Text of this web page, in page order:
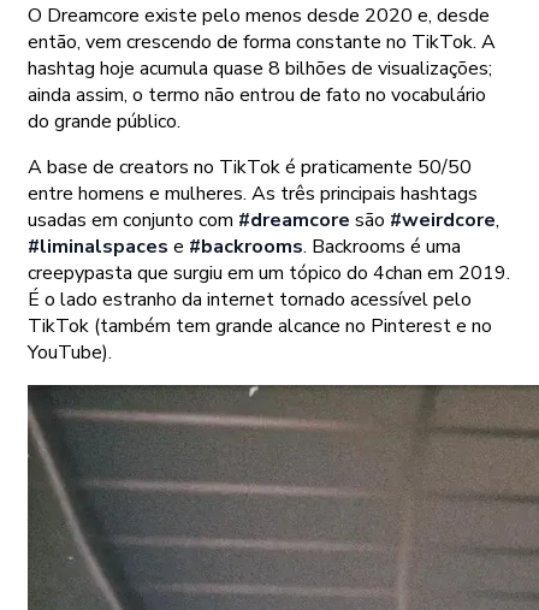
O Dreamcore existe pelo menos desde 2020 e, desde
então, vem crescendo de forma constante no TikTok. A
hashtag hoje acumula quase 8 bilhões de visualizações;
ainda assim, o termo não entrou de fato no vocabulário
do grande público.
A base de creators no TikTok é praticamente 50/50
entre homens e mulheres. As três principais hashtags
usadas em conjunto com #dreamcore são #weirdcore,
#liminalspaces e #backrooms. Backrooms é uma
creepypasta que surgiu em um tópico do 4chan em 2019.
É o lado estranho da internet tornado acessível pelo
TikTok (também tem grande alcance no Pinterest e no
YouTube).